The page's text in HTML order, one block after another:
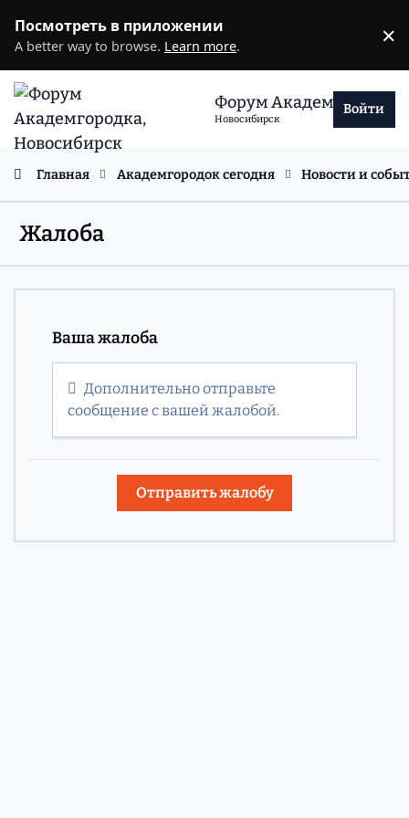
Посмотреть в приложении
A better way to browse. Learn more. ×
Форум Академгородка
Новосибирск
Войти
Главная Академгородок сегодня Новости и
Жалоба
Ваша жалоба
Дополнительно отправьте
сообщение с вашей жалобой.
Отправить жалобу